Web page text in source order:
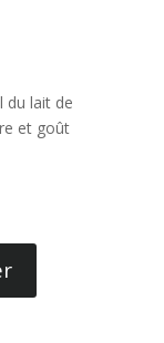
du lait de
et goût